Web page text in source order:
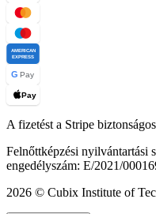
AMERICAN
EXPRESS
G Pay
Pay
A fizetést a Stripe
Felnőttképzési nyilvántartási
engedélyszám: E/2021/
2026 © Cubix Institute of